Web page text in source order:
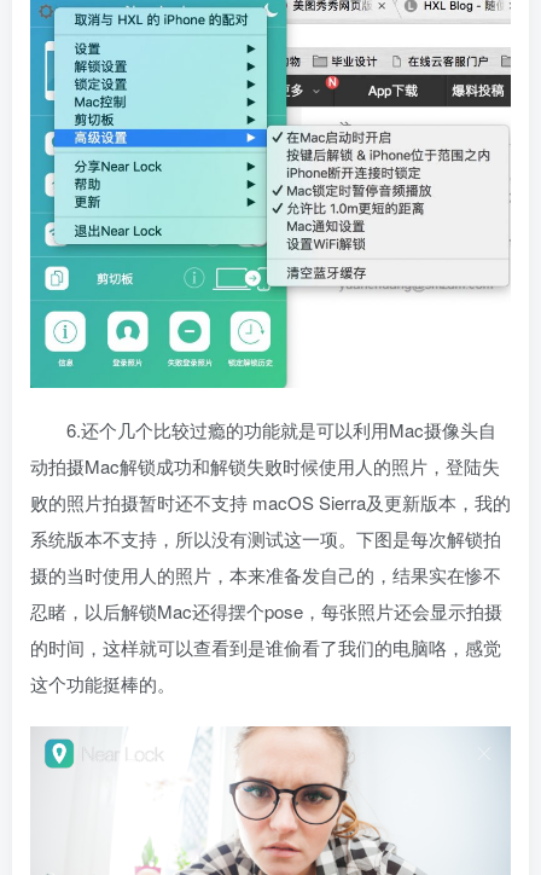
6.还个几个比较过瘾的功能就是可以利用Mac摄像头自
动拍摄Mac解锁成功和解锁失败时候使用人的照片，登陆失
败的照片拍摄暂时还不支持 macOS Sierra及更新版本，我的
系统版本不支持，所以没有测试这一项。下图是每次解锁拍
摄的当时使用人的照片，本来准备发自己的，结果实在惨不
忍睹，以后解锁Mac还得摆个pose，每张照片还会显示拍摄
的时间，这样就可以查看到是谁偷看了我们的电脑咯，感觉
这个功能挺棒的。